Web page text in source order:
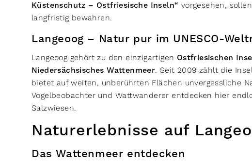
Küstenschutz – Ostfriesische Inseln“ vorgesehen,
langfristig bewahren.
Langeoog – Natur pur im UNESCO-
Langeoog gehört zu den einzigartigen Ostfriesischen
Niedersächsisches Wattenmeer. Seit 2009 zählt die
bietet auf weiten, unberührten Flächen unvergessliche
Vogelbeobachter und Wattwanderer entdecken hier
Salzwiesen.
Naturerlebnisse auf
Das Wattenmeer entdecken